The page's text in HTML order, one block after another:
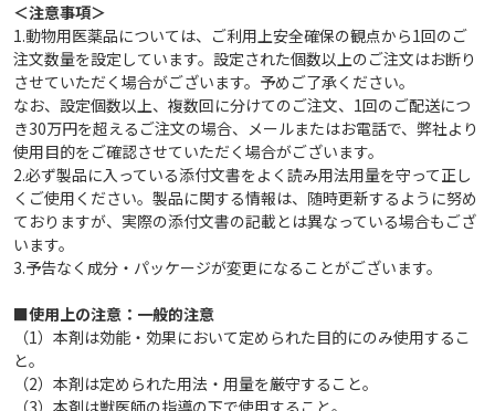
＜注意事項＞
1.動物用医薬品については、ご利用上安全確保の観点から1回のご
注文数量を設定しています。設定された個数以上のご注文はお断り
させていただく場合がございます。予めご了承ください。
なお、設定個数以上、複数回に分けてのご注文、1回のご配送につ
き30万円を超えるご注文の場合、メールまたはお電話で、弊社より
使用目的をご確認させていただく場合がございます。
2.必ず製品に入っている添付文書をよく読み用法用量を守って正し
くご使用ください。製品に関する情報は、随時更新するように努め
ておりますが、実際の添付文書の記載とは異なっている場合もござ
います。
3.予告なく成分・パッケージが変更になることがございます。
■使用上の注意：一般的注意
（1）本剤は効能・効果において定められた目的にのみ使用するこ
と。
（2）本剤は定められた用法・用量を厳守すること。